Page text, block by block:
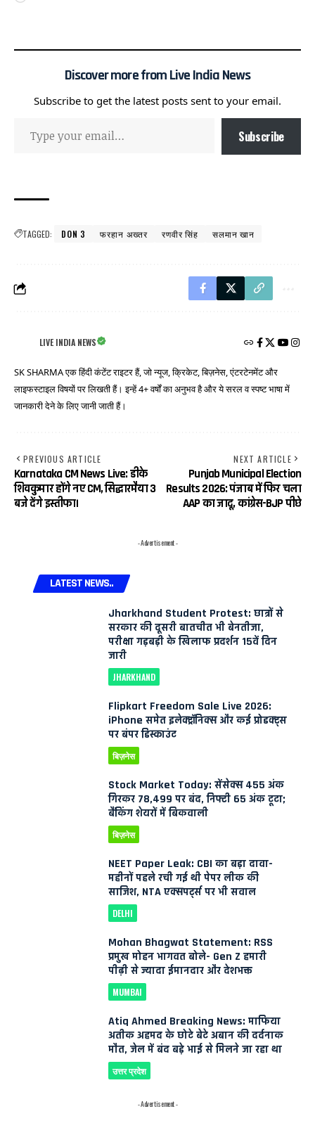
Discover more from Live India News
Subscribe to get the latest posts sent to your email.
Subscribe
TAGGED: DON 3 फरहान अख्तर रणवीर सिंह सलमान खान
LIVE INDIA NEWS
SK SHARMA एक हिंदी कंटेंट राइटर हैं, जो न्यूज, क्रिकेट, बिज़नेस, एंटरटेनमेंट और
लाइफस्टाइल विषयों पर लिखती हैं। इन्हें 4+ वर्षों का अनुभव है और ये सरल व स्पष्ट भाषा में
जानकारी देने के लिए जानी जाती हैं।
PREVIOUS ARTICLE
Karnataka CM News Live: डीके
शिवकुमार होंगे नए CM, सिद्धारमैया 3
बजे देंगे इस्तीफा।
NEXT ARTICLE
Punjab Municipal Election
Results 2026: पंजाब में फिर चला
AAP का जादू, कांग्रेस-BJP पीछे
- Advertisement -
LATEST NEWS..
Jharkhand Student Protest: छात्रों से
सरकार की दूसरी बातचीत भी बेनतीजा,
परीक्षा गड़बड़ी के खिलाफ प्रदर्शन 15वें दिन
जारी
JHARKHAND
Flipkart Freedom Sale Live 2026:
iPhone समेत इलेक्ट्रॉनिक्स और कई प्रोडक्ट्स
पर बंपर डिस्काउंट
बिज़नेस
Stock Market Today: सेंसेक्स 455 अंक
गिरकर 78,499 पर बंद, निफ्टी 65 अंक टूटा;
बैंकिंग शेयरों में बिकवाली
बिज़नेस
NEET Paper Leak: CBI का बड़ा दावा-
महीनों पहले रची गई थी पेपर लीक की
साजिश, NTA एक्सपर्ट्स पर भी सवाल
DELHI
Mohan Bhagwat Statement: RSS
प्रमुख मोहन भागवत बोले- Gen Z हमारी
पीढ़ी से ज्यादा ईमानदार और देशभक्त
MUMBAI
Atiq Ahmed Breaking News: माफिया
अतीक अहमद के छोटे बेटे अबान की दर्दनाक
मौत, जेल में बंद बड़े भाई से मिलने जा रहा था
उत्तर प्रदेश
- Advertisement -